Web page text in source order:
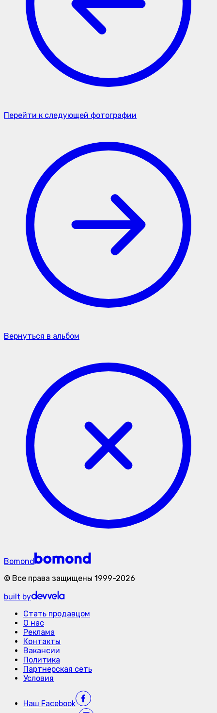
Перейти к следующей фотографии
Вернуться в альбом
Bomond
© Все права защищены 1999-2026
built by
Стать продавцом
О нас
Реклама
Контакты
Вакансии
Политика
Партнерская сеть
Условия
Наш Facebook